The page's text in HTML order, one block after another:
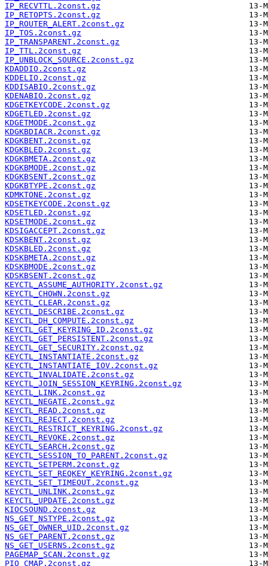
IP_RECVTTL.2const.gz
IP_RETOPTS.2const.gz
IP_ROUTER_ALERT.2const.gz
IP_TOS.2const.gz
IP_TRANSPARENT.2const.gz
IP_TTL.2const.gz
IP_UNBLOCK_SOURCE.2const.gz
KDADDIO.2const.gz
KDDELIO.2const.gz
KDDISABIO.2const.gz
KDENABIO.2const.gz
KDGETKEYCODE.2const.gz
KDGETLED.2const.gz
KDGETMODE.2const.gz
KDGKBDIACR.2const.gz
KDGKBENT.2const.gz
KDGKBLED.2const.gz
KDGKBMETA.2const.gz
KDGKBMODE.2const.gz
KDGKBSENT.2const.gz
KDGKBTYPE.2const.gz
KDMKTONE.2const.gz
KDSETKEYCODE.2const.gz
KDSETLED.2const.gz
KDSETMODE.2const.gz
KDSIGACCEPT.2const.gz
KDSKBENT.2const.gz
KDSKBLED.2const.gz
KDSKBMETA.2const.gz
KDSKBMODE.2const.gz
KDSKBSENT.2const.gz
KEYCTL_ASSUME_AUTHORITY.2const.gz
KEYCTL_CHOWN.2const.gz
KEYCTL_CLEAR.2const.gz
KEYCTL_DESCRIBE.2const.gz
KEYCTL_DH_COMPUTE.2const.gz
KEYCTL_GET_KEYRING_ID.2const.gz
KEYCTL_GET_PERSISTENT.2const.gz
KEYCTL_GET_SECURITY.2const.gz
KEYCTL_INSTANTIATE.2const.gz
KEYCTL_INSTANTIATE_IOV.2const.gz
KEYCTL_INVALIDATE.2const.gz
KEYCTL_JOIN_SESSION_KEYRING.2const.gz
KEYCTL_LINK.2const.gz
KEYCTL_NEGATE.2const.gz
KEYCTL_READ.2const.gz
KEYCTL_REJECT.2const.gz
KEYCTL_RESTRICT_KEYRING.2const.gz
KEYCTL_REVOKE.2const.gz
KEYCTL_SEARCH.2const.gz
KEYCTL_SESSION_TO_PARENT.2const.gz
KEYCTL_SETPERM.2const.gz
KEYCTL_SET_REQKEY_KEYRING.2const.gz
KEYCTL_SET_TIMEOUT.2const.gz
KEYCTL_UNLINK.2const.gz
KEYCTL_UPDATE.2const.gz
KIOCSOUND.2const.gz
NS_GET_NSTYPE.2const.gz
NS_GET_OWNER_UID.2const.gz
NS_GET_PARENT.2const.gz
NS_GET_USERNS.2const.gz
PAGEMAP_SCAN.2const.gz
PIO_CMAP.2const.gz